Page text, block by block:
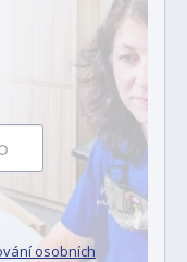
osobních